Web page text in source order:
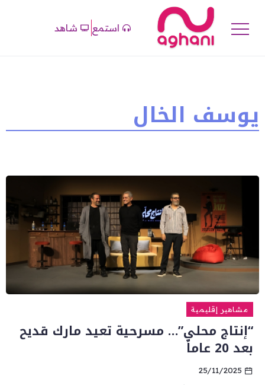
استمع شاهد
يوسف الخال
مشاهير إقليمية
“إنتاج محلي”… مسرحية تعيد مارك قديح
بعد 20 عاماً
25/11/2025